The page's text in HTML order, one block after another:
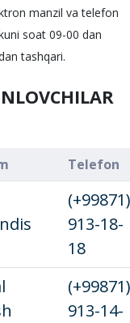
manzil va tеlеfon
soat 09-00 dan
tashqari.
Telefon
(+99871)
913-18-
18
(+99871)
913-14-